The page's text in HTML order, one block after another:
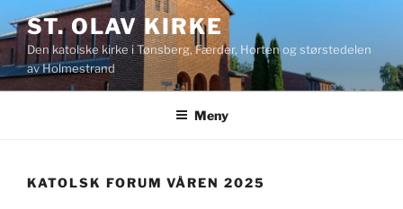
til
innhold
ST. OLAV KIRKE
Den katolske kirke i Tønsberg, Færder, Horten og størstedelen
av Holmestrand
Meny
KATOLSK FORUM VÅREN 2025